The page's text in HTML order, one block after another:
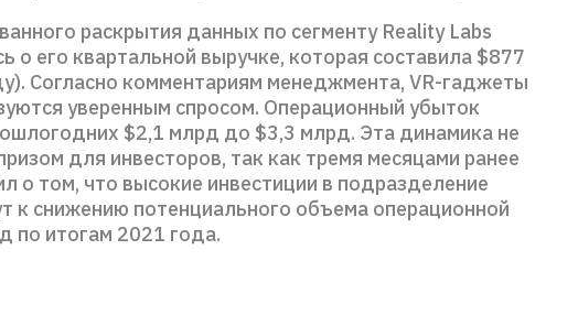
раскрытия данных по сегменту Reality Labs
о его квартальной выручке, которая составила $877
Согласно комментариям менеджмента, VR-гаджеты
уверенным спросом. Операционный убыток
$2,1 млрд до $3,3 млрд. Эта динамика не
для инвесторов, так как тремя месяцами ранее
о том, что высокие инвестиции в подразделение
к снижению потенциального объема операционной
по итогам 2021 года.